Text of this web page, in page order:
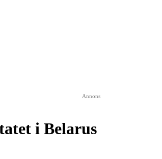
Annons
i Belarus